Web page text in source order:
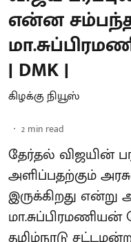
என்ன
| DMK |
கிழக்கு நியூஸ்
2 min read
தேர்தல் விஜயின்
அளிப்பதற்கும்
இருக்கிறது
மா.சுப்பிரமணியன்